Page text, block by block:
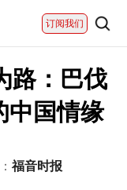
订阅我们
路：巴伐
中国情缘
福音时报